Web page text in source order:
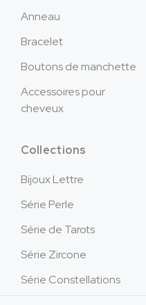
Anneau
Bracelet
Boutons de manchette
Accessoires pour
cheveux
Collections
Bijoux Lettre
Série Perle
Série de Tarots
Série Zircone
Série Constellations